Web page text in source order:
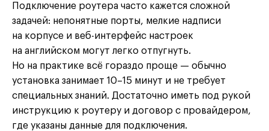
Подключение роутера часто кажется сложной
задачей: непонятные порты, мелкие надписи
на корпусе и веб-интерфейс настроек
на английском могут легко отпугнуть.
Но на практике всё гораздо проще — обычно
установка занимает 10–15 минут и не требует
специальных знаний. Достаточно иметь под рукой
инструкцию к роутеру и договор с провайдером,
где указаны данные для подключения.